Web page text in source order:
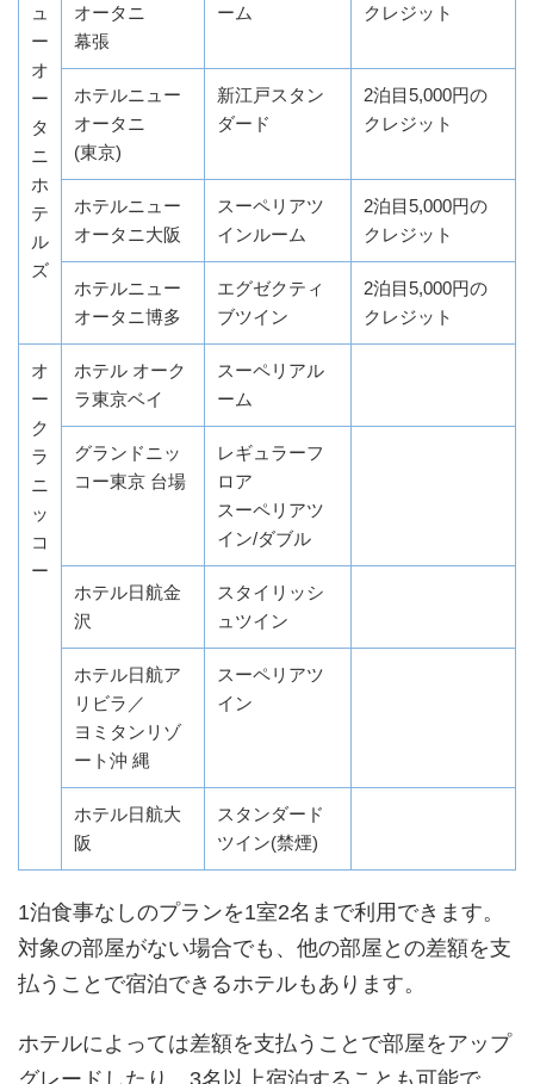
ュ
ー
オ
ー
タ
ニ
ホ
テ
ル
ズ
オータニ
幕張
ーム
クレジット
ホテルニュー
オータニ
(東京)
新江戸スタン
ダード
2泊目5,000円の
クレジット
ホテルニュー
オータニ大阪
スーペリアツ
インルーム
2泊目5,000円の
クレジット
ホテルニュー
オータニ博多
エグゼクティ
ブツイン
2泊目5,000円の
クレジット
オ
ー
ク
ラ
ニ
ッ
コ
ー
ホテル オーク
ラ東京ベイ
スーペリアル
ーム
グランドニッ
コー東京 台場
レギュラーフ
ロア
スーペリアツ
イン/ダブル
ホテル日航金
沢
スタイリッシ
ュツイン
ホテル日航ア
リビラ／
ヨミタンリゾ
ート沖 縄
スーペリアツ
イン
ホテル日航大
阪
スタンダード
ツイン(禁煙)
1泊食事なしのプランを1室2名まで利用できます。
対象の部屋がない場合でも、他の部屋との差額を支
払うことで宿泊できるホテルもあります。
ホテルによっては差額を支払うことで部屋をアップ
グレードしたり、3名以上宿泊することも可能で